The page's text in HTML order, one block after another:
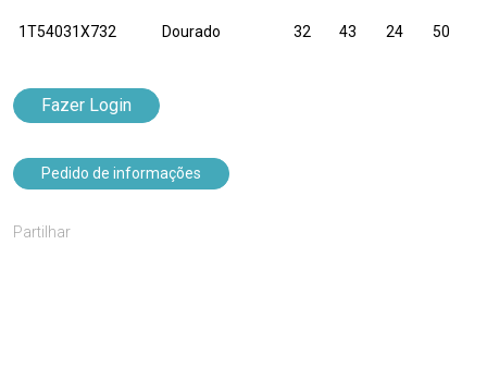
1T54031X732 Dourado 32 43 24 50
Fazer Login
Pedido de informações
Partilhar